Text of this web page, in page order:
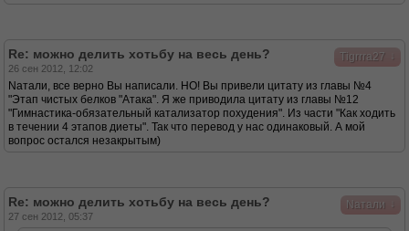
Tigrrra27
Re: можно делить хотьбу на весь день?
26 сен 2012, 12:02
Nатали, все верно Вы написали. НО! Вы привели цитату из главы №4
"Этап чистых белков "Атака". Я же приводила цитату из главы №12
"Гимнастика-обязательный катализатор похудения". Из части "Как ходить
в течении 4 этапов диеты". Так что перевод у нас одинаковый. А мой
вопрос остался незакрытым)
Nатали
Re: можно делить хотьбу на весь день?
27 сен 2012, 05:37